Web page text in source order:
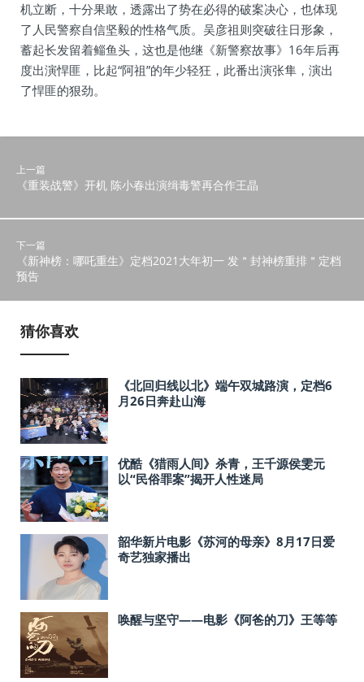
机立断，十分果敢，透露出了势在必得的破案决心，也体现
了人民警察自信坚毅的性格气质。吴彦祖则突破往日形象，
蓄起长发留着鲻鱼头，这也是他继《新警察故事》16年后再
度出演悍匪，比起“阿祖”的年少轻狂，此番出演张隼，演出
了悍匪的狠劲。
上一篇
《重装战警》开机 陈小春出演缉毒警再合作王晶
下一篇
《新神榜：哪吒重生》定档2021大年初一 发＂封神榜重排＂定档
预告
猜你喜欢
《北回归线以北》端午双城路演，定档6
月26日奔赴山海
优酷《猎雨人间》杀青，王千源侯雯元
以“民俗罪案”揭开人性迷局
韶华新片电影《苏河的母亲》8月17日爱
奇艺独家播出
唤醒与坚守——电影《阿爸的刀》王等等